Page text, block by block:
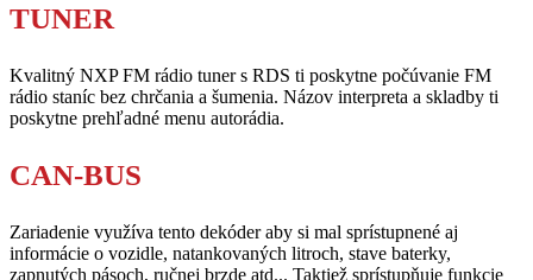
TUNER
Kvalitný NXP FM rádio tuner s RDS ti poskytne počúvanie FM
rádio staníc bez chrčania a šumenia. Názov interpreta a skladby ti
poskytne prehľadné menu autorádia.
CAN-BUS
Zariadenie využíva tento dekóder aby si mal sprístupnené aj
informácie o vozidle, natankovaných litroch, stave baterky,
zapnutých pásoch, ručnej brzde atd... Taktiež sprístupňuje funkcie